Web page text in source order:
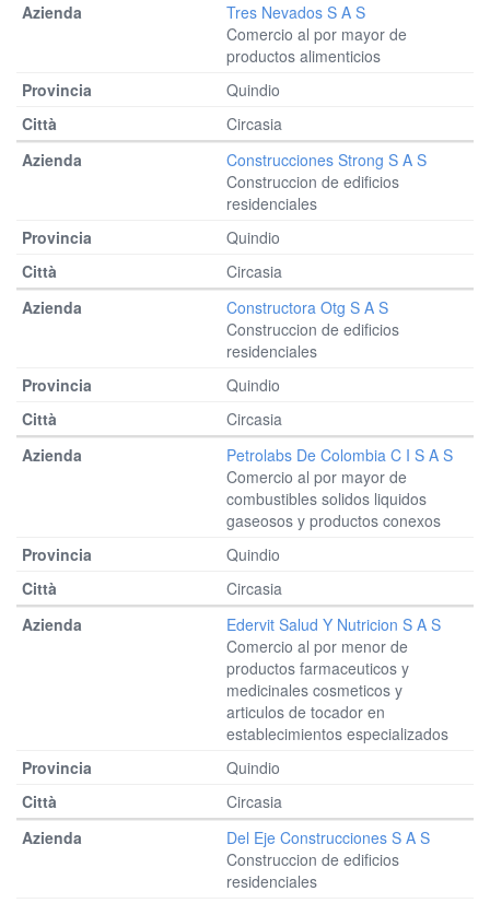
Tres Nevados S A S
Comercio al por mayor de
productos alimenticios
Quindio
Circasia
Construcciones Strong S A S
Construccion de edificios
residenciales
Quindio
Circasia
Constructora Otg S A S
Construccion de edificios
residenciales
Quindio
Circasia
Petrolabs De Colombia C I S A S
Comercio al por mayor de
combustibles solidos liquidos
gaseosos y productos conexos
Quindio
Circasia
Edervit Salud Y Nutricion S A S
Comercio al por menor de
productos farmaceuticos y
medicinales cosmeticos y
articulos de tocador en
establecimientos especializados
Quindio
Circasia
Del Eje Construcciones S A S
Construccion de edificios
residenciales